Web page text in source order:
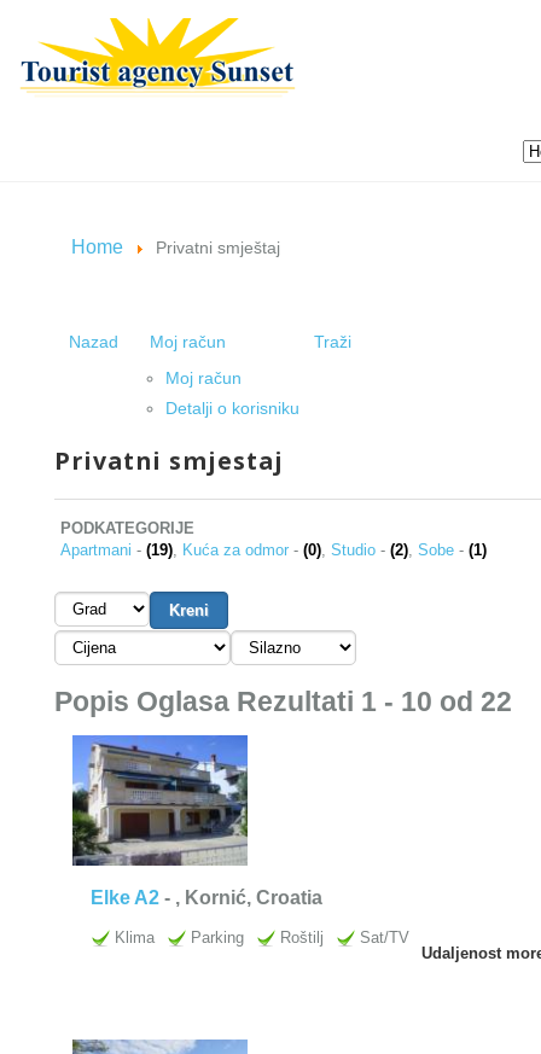
Home Privatni smještaj
Nazad
Moj račun
Moj račun
Detalji o korisniku
Traži
Privatni smjestaj
PODKATEGORIJE
Apartmani - (19), Kuća za odmor - (0), Studio - (2), Sobe - (1)
Popis Oglasa Rezultati 1 - 10 od 22
Elke A2 - , Kornić, Croatia
Klima Parking Roštilj
Sat/TV
Udaljenost